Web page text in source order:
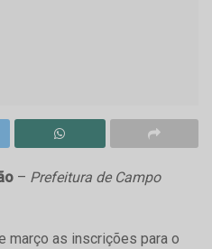
– Prefeitura de Campo
março as inscrições para o